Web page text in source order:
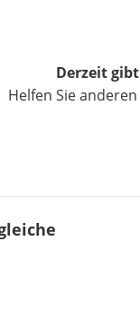
Derzeit
Helfen Sie